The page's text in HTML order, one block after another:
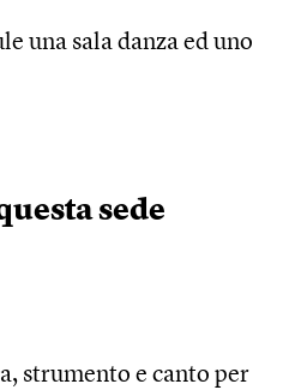
una sala danza ed uno
sede
strumento e canto per